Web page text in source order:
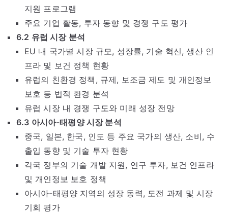
지원 프로그램
주요 기업 활동, 투자 동향 및 경쟁 구도 평가
6.2 유럽 시장 분석
EU 내 국가별 시장 규모, 성장률, 기술 혁신, 생산 인
프라 및 보건 정책 현황
유럽의 친환경 정책, 규제, 보조금 제도 및 개인정보
보호 등 법적 환경 분석
유럽 시장 내 경쟁 구도와 미래 성장 전망
6.3 아시아-태평양 시장 분석
중국, 일본, 한국, 인도 등 주요 국가의 생산, 소비, 수
출입 동향 및 기술 투자 현황
각국 정부의 기술 개발 지원, 연구 투자, 보건 인프라
및 개인정보 보호 정책
아시아-태평양 지역의 성장 동력, 도전 과제 및 시장
기회 평가